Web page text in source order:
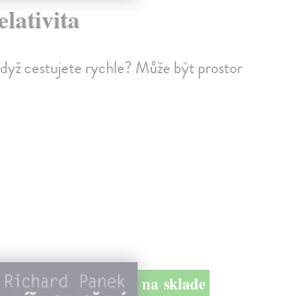
cestujete rychle? Může být prostor
na sklade